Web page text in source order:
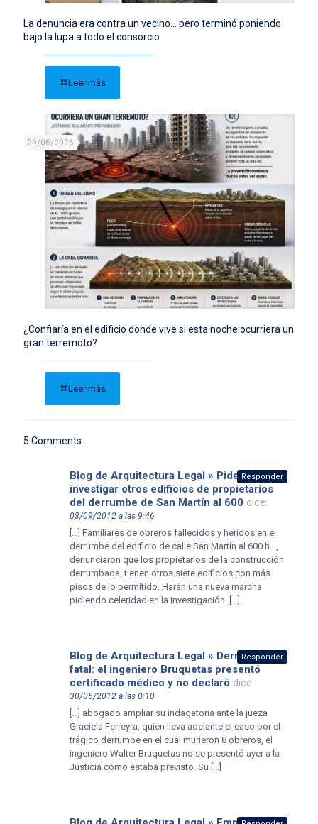
La denuncia era contra un vecino… pero terminó poniendo
bajo la lupa a todo el consorcio
Leer más
29/06/2026
¿Confiaría en el edificio donde vive si esta noche ocurriera un
gran terremoto?
Leer más
5 Comments
Blog de Arquitectura Legal » Piden
investigar otros edificios de propietarios
del derrumbe de San Martín al 600 dice:
03/09/2012 a las 9:46
[…] Familiares de obreros fallecidos y heridos en el
derrumbe del edificio de calle San Martín al 600 h…,
denunciaron que los propietarios de la construcción
derrumbada, tienen otros siete edificios con más
pisos de lo permitido. Harán una nueva marcha
pidiendo celeridad en la investigación. […]
Responder
Blog de Arquitectura Legal » Derrumbe
fatal: el ingeniero Bruquetas presentó
certificado médico y no declaró dice:
30/05/2012 a las 0:10
[…] abogado ampliar su indagatoria ante la jueza
Graciela Ferreyra, quien lleva adelante el caso por el
trágico derrumbe en el cual murieron 8 obreros, el
ingeniero Walter Bruquetas no se presentó ayer a la
Justicia como estaba previsto. Su […]
Responder